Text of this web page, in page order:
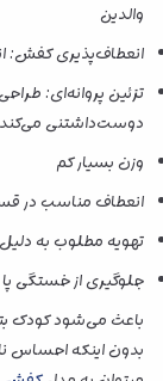
والدین
انعطاف‌پذیری کفش:
تزئین پروانه‌ای:
دوست‌داشتنی می‌کند
وزن بسیار کم
انعطاف مناسب در
تهویه مطلوب به دلیل
جلوگیری از خستگی پا
باعث می‌شود کودک
بدون اینکه احساس